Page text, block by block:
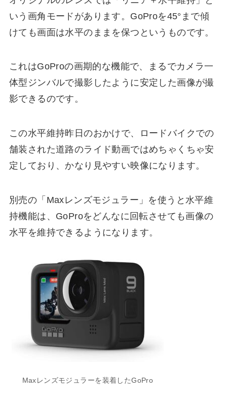
いう画角モードがあります。 GoProを45°まで傾
けても画面は水平のままを保つ というものです。
これはGoProの画期的な機能で、まるでカメラ一
体型ジンバルで撮影したように安定した画像が撮
影できるのです。
この水平維持昨日のおかけで、ロードバイクでの
舗装された道路のライド動画ではめちゃくちゃ安
定しており、かなり見やすい映像になります。
別売の「Maxレンズモジュラー」を使うと水平維
持機能は、GoProをどんなに回転させても画像の
水平を維持できるようになります。
Maxレンズモジュラーを装着したGoPro